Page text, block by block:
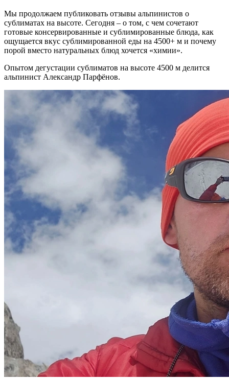
Мы продолжаем публиковать отзывы альпинистов о
сублиматах на высоте. Сегодня – о том, с чем сочетают
готовые консервированные и сублимированные блюда, как
ощущается вкус сублимированной еды на 4500+ м и почему
порой вместо натуральных блюд хочется «химии».
Опытом дегустации сублиматов на высоте 4500 м делится
альпинист Александр Парфёнов.